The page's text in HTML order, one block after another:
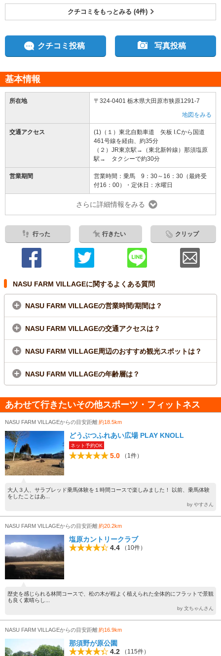
クチコミをもっとみる (4件)
クチコミ投稿 写真投稿
基本情報
所在地
〒324-0401 栃木県大田原市狭原1291-7
地図をみる
交通アクセス
(1)（１）東北自動車道 矢板 I.Cから国道
461号線を経由、約35分
（２）JR東京駅→（東北新幹線）那須塩原
駅→ タクシーで約30分
営業期間
営業時間：乗馬 9：30～16：30（最終受
付16：00）・定休日：水曜日
さらに詳細情報をみる
行った 行きたい クリップ
NASU FARM VILLAGEに関するよくある質問
NASU FARM VILLAGEの営業時間/期間は？
NASU FARM VILLAGEの交通アクセスは？
NASU FARM VILLAGE周辺のおすすめ観光スポットは？
NASU FARM VILLAGEの年齢層は？
あわせて行きたいその他スポーツ・フィットネス
NASU FARM VILLAGEからの目安距離約18.5km
どうぶつふれあい広場 PLAY KNOLL
ネット予約OK
5.0 （1件）
大人３人、サラブレッド乗馬体験を１時間コースで楽しみました！ 以前、乗馬体験
をしたことはあ...
by やすさん
NASU FARM VILLAGEからの目安距離約20.2km
塩原カントリークラブ
4.4
（10件）
歴史を感じられる林間コースで、松の木が程よく植えられた全体的にフラットで景観
も良く素晴らし...
by 文ちゃんさん
NASU FARM VILLAGEからの目安距離約16.9km
那須野が原公園
4.2
（115件）